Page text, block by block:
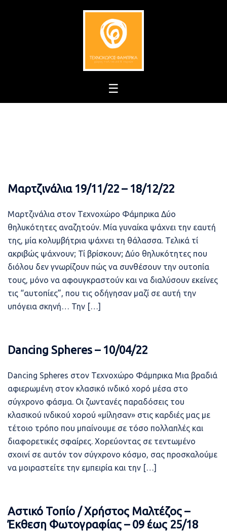
Μαρτζινάλια 19/11/22 – 18/12/22
Μαρτζινάλια στον Τεχνοχώρο Φάμπρικα Δύο
θηλυκότητες αναζητούν. Μία γυναίκα ψάχνει την εαυτή
της, μία κολυμβήτρια ψάχνει τη θάλασσα. Τελικά τί
ακριβώς ψάχνουν; Τί βρίσκουν; Δύο θηλυκότητες που
διόλου δεν γνωρίζουν πώς να συνθέσουν την ουτοπία
τους, μόνο να αφουγκραστούν και να διαλύσουν εκείνες
τις “αυτοπίες”, που τις οδήγησαν μαζί σε αυτή την
υπόγεια σκηνή… Την […]
Dancing Spheres – 10/04/22
Dancing Spheres στον Τεχνοχώρο Φάμπρικα Μια βραδιά
αφιερωμένη στον κλασικό ινδικό χορό μέσα στο
σύγχρονο φάσμα. Οι ζωντανές παραδόσεις του
κλασικού ινδικού χορού «μίλησαν» στις καρδιές μας με
τέτοιο τρόπο που μπαίνουμε σε τόσο πολλαπλές και
διαφορετικές σφαίρες. Χορεύοντας σε τεντωμένο
σχοινί σε αυτόν τον σύγχρονο κόσμο, σας προσκαλούμε
να μοιραστείτε την εμπειρία και την […]
Αστικό Τοπίο / Χρήστος Μαλτέζος –
Έκθεση Φωτογραφίας – 09 έως 25/18